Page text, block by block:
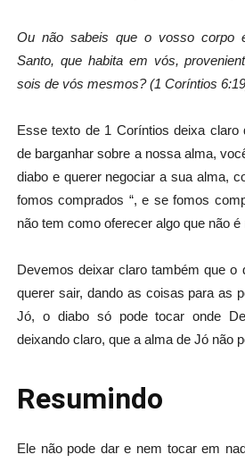
Ou não sabeis que o vosso corpo
Santo, que habita em vós,
sois de vós mesmos? (1 Coríntios
Esse texto de 1 Coríntios deixa claro
de barganhar sobre a nossa alma,
diabo e querer negociar a sua alma,
fomos comprados “, e se fomos
não tem como oferecer algo que não é
Devemos deixar claro também que o
querer sair, dando as coisas para as
Jó, o diabo só pode tocar onde
deixando claro, que a alma de Jó não
Resumindo
Ele não pode dar e nem tocar em